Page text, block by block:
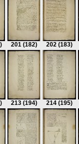
201 (182) 202 (183)
213 (194) 214 (195)